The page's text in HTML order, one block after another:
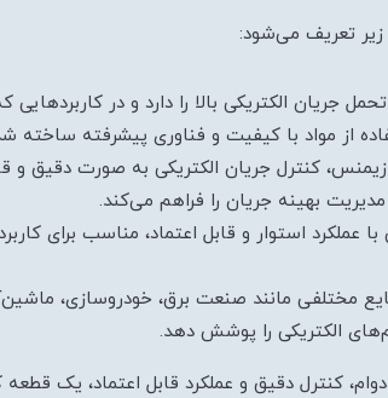
زیر تعریف می‌شود:
جریان الکتریکی بالا را دارد و در
از مواد با کیفیت و فناوری پیشرفته
زیمنس، کنترل جریان الکتریکی به صورت
بهینه جریان را فراهم می‌کند.
با عملکرد استوار و قابل اعتماد، مناسب برای
مختلفی مانند صنعت برق، خودروسازی،
الکتریکی را پوشش دهد.
دوام، کنترل دقیق و عملکرد قابل اعتماد،